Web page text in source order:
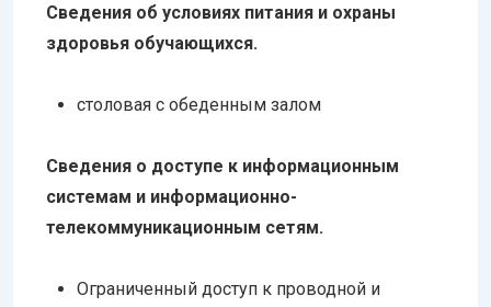
Сведения об условиях питания и охраны
здоровья обучающихся.
столовая с обеденным залом
Сведения о доступе к информационным
системам и информационно-
телекоммуникационным сетям.
Ограниченный доступ к проводной и